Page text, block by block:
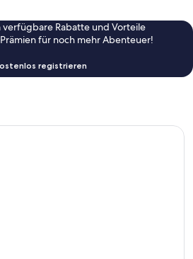
Rabatte und Vorteile
für noch mehr Abenteuer!
registrieren